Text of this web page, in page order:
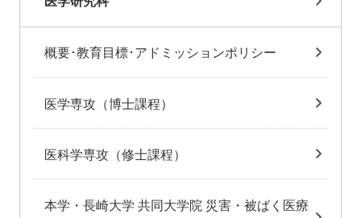
概要･教育目標･アドミッションポリシー
医学専攻（博士課程）
医科学専攻（修士課程）
本学・長崎大学 共同大学院 災害・被ばく医療